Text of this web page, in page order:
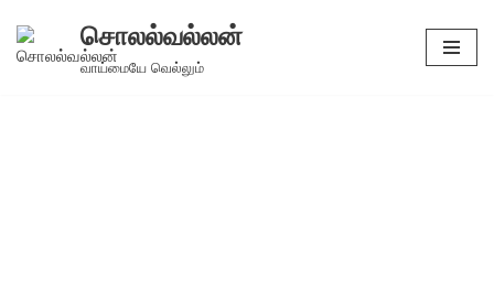
Skip
சொலல்வல்லன்
வாய்மையே வெல்லும்